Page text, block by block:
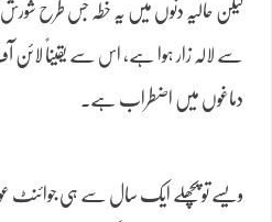
لیکن حالیہ دنوں میں یہ خطہ جس طرح شورش
سے لالہ زار ہوا ہے، اس سے یقیناً
دماغوں میں اضطراب ہے۔
ویسے تو پچھلے ایک سال سے ہی جوائنٹ